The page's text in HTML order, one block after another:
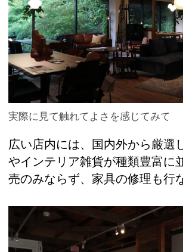
実際に見て触れてよさを感じてみて
広い店内には、国内外から厳選
やインテリア雑貨が種類豊富に
売のみならず、家具の修理も行